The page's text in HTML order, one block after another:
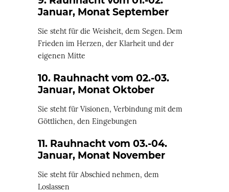
Januar, Monat September
Sie steht für die Weisheit, dem Segen. Dem
Frieden im Herzen, der Klarheit und der
eigenen Mitte
10. Rauhnacht vom 02.-03.
Januar, Monat Oktober
Sie steht für Visionen, Verbindung mit dem
Göttlichen, den Eingebungen
11. Rauhnacht vom 03.-04.
Januar, Monat November
Sie steht für Abschied nehmen, dem
Loslassen